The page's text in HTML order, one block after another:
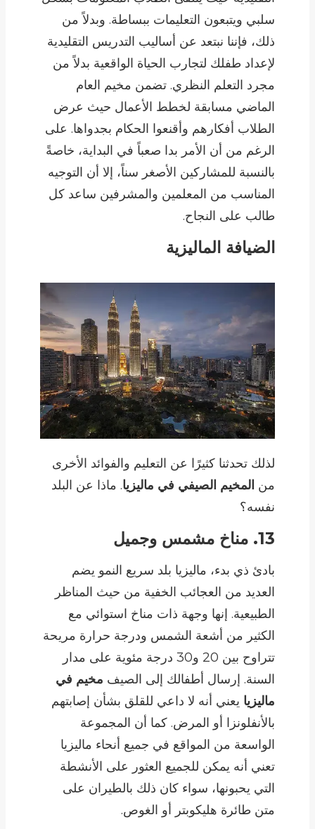
سلبي ويتبعون التعليمات ببساطة. وبدلاً من
ذلك، فإننا نبتعد عن أساليب التدريس التقليدية
لإعداد طفلك لتجارب الحياة الواقعية بدلاً من
مجرد التعلم النظري. تضمن مخيم العام
الماضي مسابقة لخطط الأعمال حيث عرض
الطلاب أفكارهم وأقنعوا الحكام بجدواها. على
الرغم من أن الأمر بدا صعباً في البداية، خاصةً
بالنسبة للمشاركين الأصغر سناً، إلا أن التوجيه
المناسب من المعلمين والمشرفين ساعد كل
طالب على النجاح.
الضيافة الماليزية
لذلك تحدثنا كثيرًا عن التعليم والفوائد الأخرى
من المخيم الصيفي في ماليزيا. ماذا عن البلد
نفسه؟
13. مناخ مشمس وجميل
بادئ ذي بدء، ماليزيا بلد سريع النمو يضم
العديد من العجائب الخفية من حيث المناظر
الطبيعية. إنها وجهة ذات مناخ استوائي مع
الكثير من أشعة الشمس ودرجة حرارة مريحة
تتراوح بين 20 و30 درجة مئوية على مدار
السنة. إرسال أطفالك إلى الصيف مخيم في
ماليزيا يعني أنه لا داعي للقلق بشأن إصابتهم
بالأنفلونزا أو المرض. كما أن المجموعة
الواسعة من المواقع في جميع أنحاء ماليزيا
تعني أنه يمكن للجميع العثور على الأنشطة
التي يحبونها، سواء كان ذلك بالطيران على
متن طائرة هليكوبتر أو الغوص.